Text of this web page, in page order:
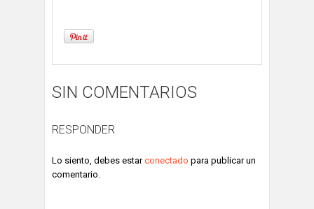
SIN COMENTARIOS
RESPONDER
Lo siento, debes estarconectado para publicar un
comentario.